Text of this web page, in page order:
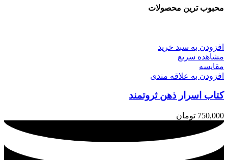
محبوب ترین محصولات
افزودن به سبد خرید
مشاهده سریع
مقایسه
افزودن به علاقه مندی
کتاب اسرار ذهن ثروتمند
750,000 تومان